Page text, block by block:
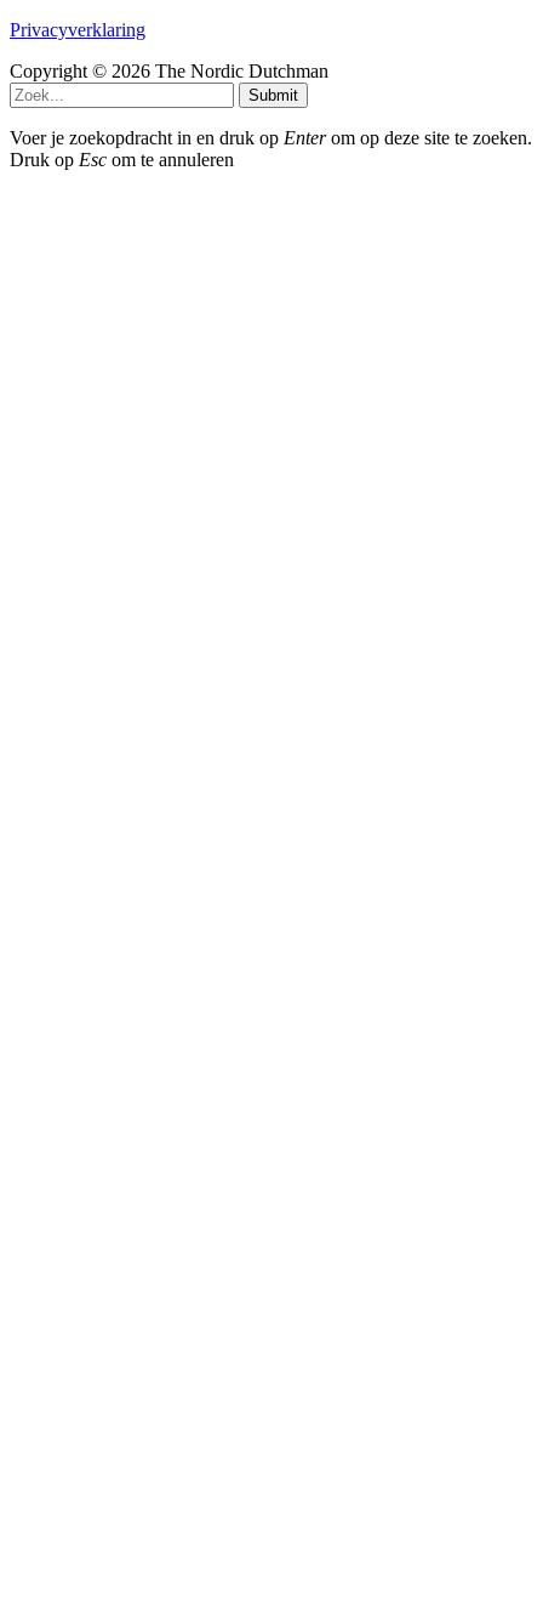
Privacyverklaring
Copyright © 2026 The Nordic Dutchman
Submit
Voer je zoekopdracht in en druk op Enterom op deze site te zoeken.
Druk op Esc om te annuleren